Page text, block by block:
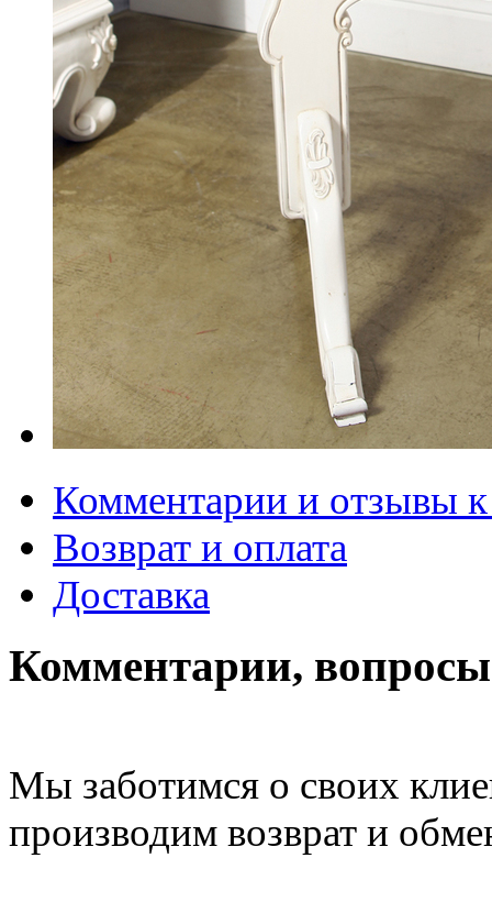
Комментарии и отзывы к
Возврат и оплата
Доставка
Комментарии,
Мы заботимся о своих
производим возврат и